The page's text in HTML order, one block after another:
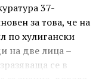
37-
за това, че на
по хулигански
на две лица –
се в